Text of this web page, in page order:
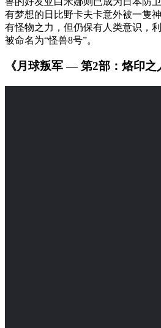
有梦想的日比野卡夫卡意外被一隻
有怪物之力，但仍保有人类意识，
被命名为“怪兽8号”。
《月球叛军 — 第2部：烙印之